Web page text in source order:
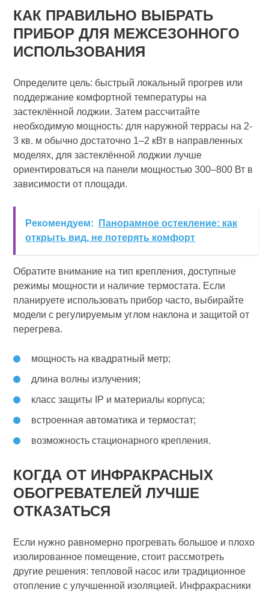
КАК ПРАВИЛЬНО ВЫБРАТЬ
ПРИБОР ДЛЯ МЕЖСЕЗОННОГО
ИСПОЛЬЗОВАНИЯ
Определите цель: быстрый локальный прогрев или
поддержание комфортной температуры на
застеклённой лоджии. Затем рассчитайте
необходимую мощность: для наружной террасы на 2-
3 кв. м обычно достаточно 1–2 кВт в направленных
моделях, для застеклённой лоджии лучше
ориентироваться на панели мощностью 300–800 Вт в
зависимости от площади.
Рекомендуем:
Панорамное остекление: как
открыть вид, не потерять комфорт
Обратите внимание на тип крепления, доступные
режимы мощности и наличие термостата. Если
планируете использовать прибор часто, выбирайте
модели с регулируемым углом наклона и защитой от
перегрева.
мощность на квадратный метр;
длина волны излучения;
класс защиты IP и материалы корпуса;
встроенная автоматика и термостат;
возможность стационарного крепления.
КОГДА ОТ ИНФРАКРАСНЫХ
ОБОГРЕВАТЕЛЕЙ ЛУЧШЕ
ОТКАЗАТЬСЯ
Если нужно равномерно прогревать большое и плохо
изолированное помещение, стоит рассмотреть
другие решения: тепловой насос или традиционное
отопление с улучшенной изоляцией. Инфракрасники